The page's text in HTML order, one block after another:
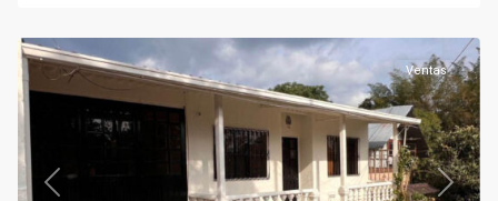
Previous Next
Ventas